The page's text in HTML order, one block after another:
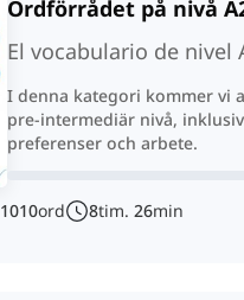
Ordförrådet på nivå
El vocabulario de nivel
I denna kategori kommer vi
pre-intermediär nivå,
preferenser och arbete.
1010ord 8tim. 26min